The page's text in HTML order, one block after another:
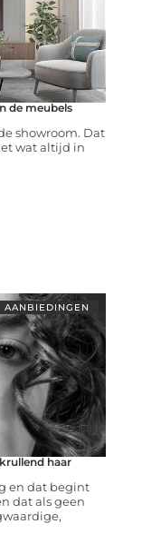
de meubels
showroom. Dat
wat altijd in
AANBIEDINGEN
haar
en dat begint
dat als geen